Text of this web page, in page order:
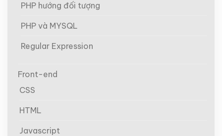
PHP hướng đối tượng
PHP và MYSQL
Regular Expression
Front-end
CSS
HTML
Javascript